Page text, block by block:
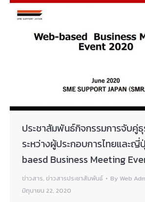
ประชาสัมพันธ์กิจกรรมการจับคู่
ระหว่างผู้ประกอบการไทยและญี่
baesd Business Meeting
ข่าวสาร, ข่าวสารประชาสัมพันธ์ By Web
มิถุนายน 22, 2020